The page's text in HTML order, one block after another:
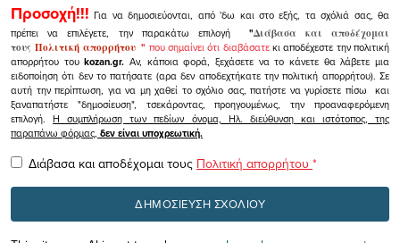
Προσοχή!!! Για να δημοσιεύονται, από 'δω και στο εξής, τα σχόλιά σας, θα
πρέπει να επιλέγετε, την παρακάτω επιλογή
"Διάβασα και αποδέχομαι
τουςΠολιτική απορρήτου" που σημαίνει ότι διαβάσατεκι αποδέχεστε την πολιτική
απορρήτου τουkozan.gr. Αν, κάποια φορά, ξεχάσετε να το κάνετε θα λάβετε μια
ειδοποίηση ότι δεν το πατήσατε (αρα δεν αποδεχτήκατε την πολιτική απορρήτου). Σε
αυτή την περίπτωση, για να μη χαθεί το σχόλιο σας, πατήστε να γυρίσετε πίσω και
ξαναπατήστε "δημοσίευση", τσεκάροντας, προηγουμένως, την προαναφερόμενη
επιλογή.Η συμπλήρωση των πεδίων όνομα, Ηλ. διεύθυνση και ιστότοπος, της
παραπάνω φόρμας, δεν είναι υποχρεωτική.
Διάβασα και αποδέχομαι τους Πολιτική απορρήτου *